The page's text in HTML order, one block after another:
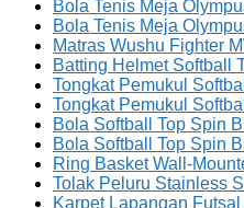
Bola Tenis Meja
Bola Tenis Meja
Matras Wushu Fighter
Batting Helmet Softball
Tongkat Pemukul
Tongkat Pemukul
Bola Softball Top Spin
Bola Softball Top Spin
Ring Basket Wall-
Tolak Peluru Stainless
Karpet Lapangan